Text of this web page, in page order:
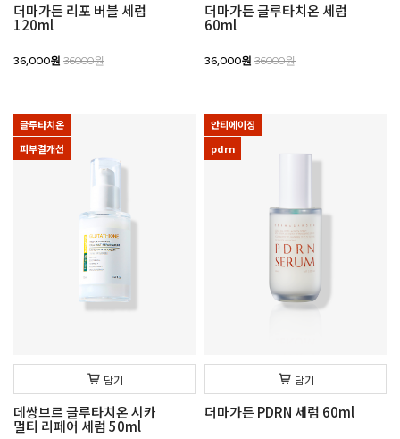
더마가든 리포 버블 세럼
120ml
36,000원 36000원
더마가든 글루타치온 세럼
60ml
36,000원 36000원
글루타치온
피부결개선
담기
데쌍브르 글루타치온 시카
멀티 리페어 세럼 50ml
안티에이징
pdrn
담기
더마가든 PDRN 세럼 60ml